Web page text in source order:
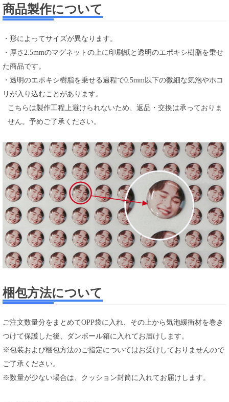
商品製作について
・形によってサイズが異なります。
・厚さ2.5mmのマグネットの上に印刷紙と透明のエポキシ樹脂を乗せ
た商品です。
・透明のエポキシ樹脂を乗せる過程で0.5mm以下の微細な気泡やホコ
リが入り込むことがあります。
こちらは製作工程上避けられないため、返品・交換は承っておりま
せん。予めご了承ください。
梱包方法について
ご注文数量分をまとめてOPP袋に入れ、その上から気泡緩衝材を巻き
つけて保護した後、ダンボール箱に入れてお届けします。
※包装および梱包方法のご指定についてはお受けしておりませんので
ご了承ください。
※数量が少ない場合は、クッション封筒に入れてお届けします。